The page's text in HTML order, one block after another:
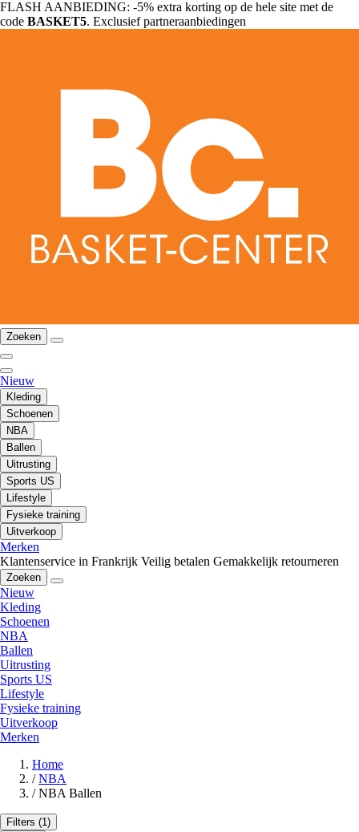
FLASH AANBIEDING: -5% extra korting op de hele site met de
code BASKET5. Exclusief partneraanbiedingen
Zoeken
Nieuw
Kleding
Schoenen
NBA
Ballen
Uitrusting
Sports US
Lifestyle
Fysieke training
Uitverkoop
Merken
Klantenservice in Frankrijk Veilig betalen Gemakkelijk retourneren
Zoeken
Nieuw
Kleding
Schoenen
NBA
Ballen
Uitrusting
Sports US
Lifestyle
Fysieke training
Uitverkoop
Merken
Home
/ NBA
/ NBA Ballen
Filters (1)